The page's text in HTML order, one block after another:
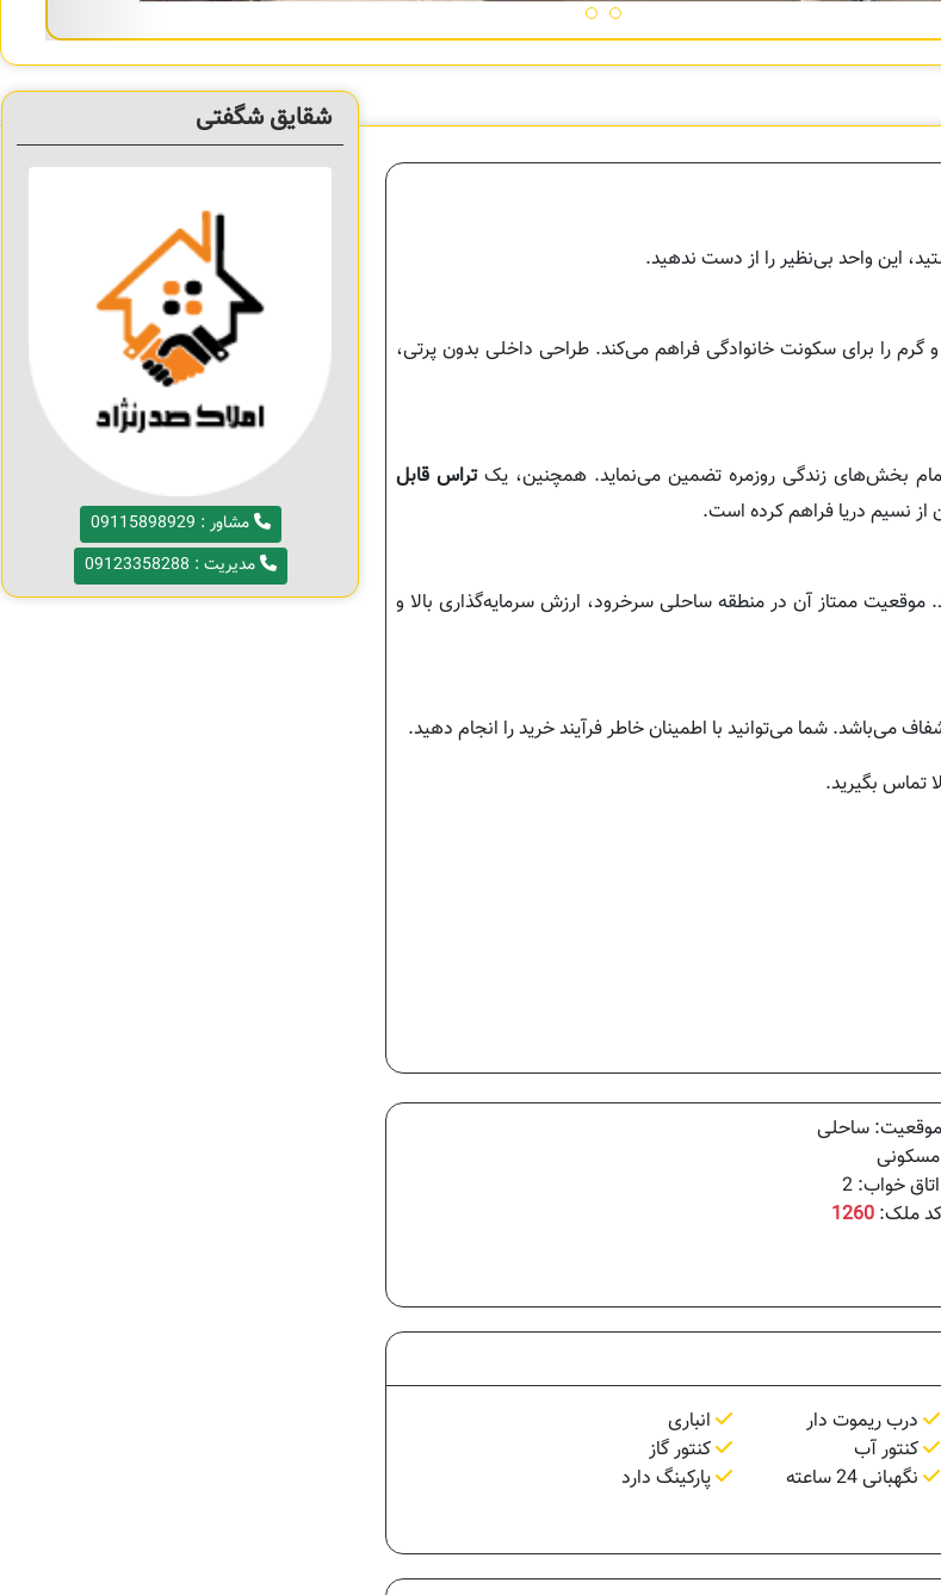
شقایق شگفتی
مشاور : 09115898929
مدیریت : 09123358288
این واحد بی‌نظیر را از دست ندهید.
گرم را برای سکونت خانوادگی فراهم می‌کند. طراحی داخلی بدون پرتی،
بخش‌های زندگی روزمره تضمین می‌نماید. همچنین، یکتراس قابل
نسیم دریا فراهم کرده است.
ممتاز آن در منطقه ساحلی سرخرود، ارزش سرمایه‌گذاری بالا و
می‌باشد. شما می‌توانید با اطمینان خاطر فرآیند خرید را انجام دهید.
تماس بگیرید.
موقعیت: ساحلی
مسکونی
اتاق خواب: 2
کد ملک: 1260
درب ریموت دار
انباری
کنتور آب
کنتور گاز
نگهبانی 24 ساعته
پارکینگ دارد